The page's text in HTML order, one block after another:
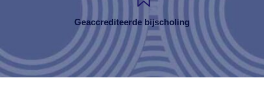
Geaccrediteerde bijscholing